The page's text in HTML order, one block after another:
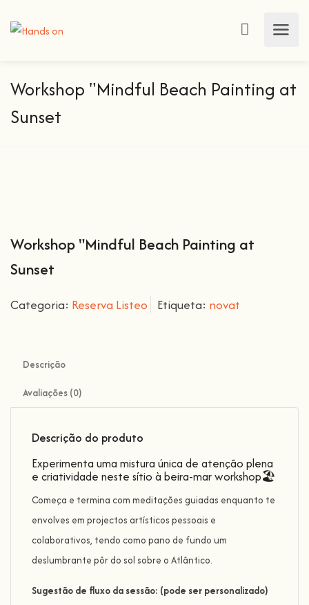
Workshop "Mindful Beach Painting at
Sunset
Workshop "Mindful Beach Painting at
Sunset
Categoria: Reserva Listeo Etiqueta: novat
Descrição
Avaliações (0)
Descrição do produto
Experimenta uma mistura única de atenção plena
e criatividade neste sítio à beira-mar workshop🏖️
Começa e termina com meditações guiadas enquanto te
envolves em projectos artísticos pessoais e
colaborativos, tendo como pano de fundo um
deslumbrante pôr do sol sobre o Atlântico.
Sugestão de fluxo da sessão: (pode ser personalizado)